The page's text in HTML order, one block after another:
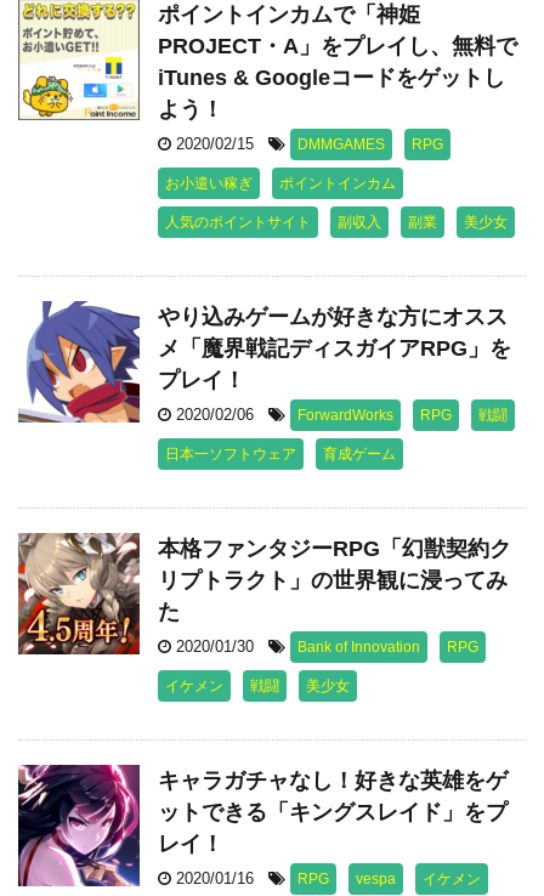
ポイントインカムで「神姫
PROJECT・A」をプレイし、無料で
iTunes & Googleコードをゲットし
よう！
2020/02/15 DMMGAMES RPG
お小遣い稼ぎ ポイントインカム
人気のポイントサイト 副収入 副業 美少女
やり込みゲームが好きな方にオスス
メ「魔界戦記ディスガイアRPG」を
プレイ！
2020/02/06 ForwardWorks RPG 戦闘
日本一ソフトウェア 育成ゲーム
本格ファンタジーRPG「幻獣契約ク
リプトラクト」の世界観に浸ってみ
た
2020/01/30 Bank of Innovation RPG
イケメン 戦闘 美少女
キャラガチャなし！好きな英雄をゲ
ットできる「キングスレイド」をプ
レイ！
2020/01/16 RPG vespa イケメン